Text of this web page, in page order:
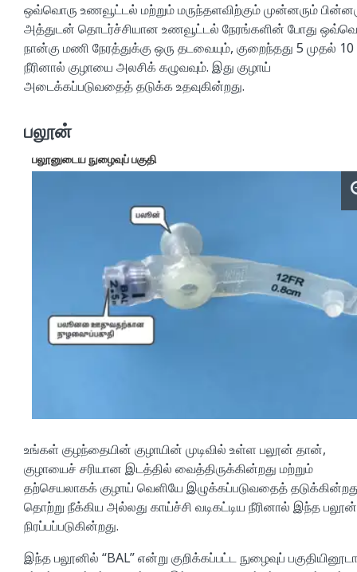
ஒவ்வொரு உணவூட்டல் மற்றும் மருந்தளவிற்கும் முன்னரும்
அத்துடன் தொடர்ச்சியான உணவூட்டல் நேரங்களின் போது
நான்கு மணி நேரத்துக்கு ஒரு தடவையும், குறைந்தது 5 முதல் 10
நீரினால் குழாயை அலசிக் கழுவவும். இது குழாய்
அடைக்கப்படுவதைத் தடுக்க உதவுகின்றது.
பலூன்
பலூனுடைய நுழைவுப் பகுதி
உங்கள் குழந்தையின் குழாயின் முடிவில் உள்ள பலூன் தான்,
குழாயைச் சரியான இடத்தில் வைத்திருக்கின்றது மற்றும்
தற்செயலாகக் குழாய் வெளியே இழுக்கப்படுவதைத்
தொற்று நீக்கிய அல்லது காய்ச்சி வடிகட்டிய நீரினால் இந்த பலூன்
நிரப்பப்படுகின்றது.
இந்த பலூனில் “BAL” என்று குறிக்கப்பட்ட நுழைவுப்